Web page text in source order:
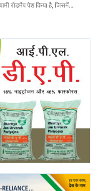
रोडमैप पेश किया है, जिसमें...